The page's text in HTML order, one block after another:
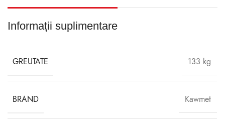
Informații suplimentare
GREUTATE 133 kg
BRAND Kawmet